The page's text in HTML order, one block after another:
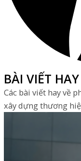
BÀI VIẾT HAY
Các bài viết hay về
xây dựng thương